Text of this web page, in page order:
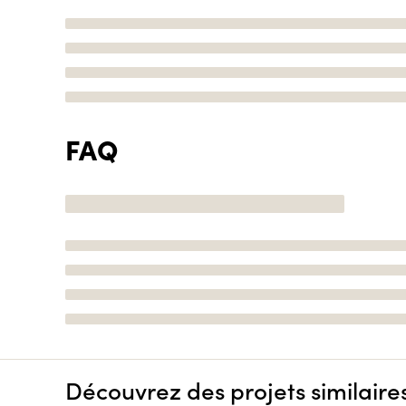
FAQ
Découvrez des projets